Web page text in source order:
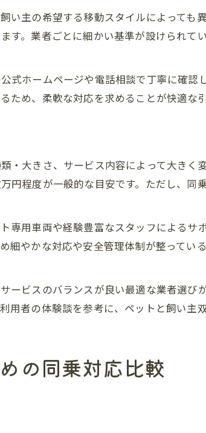
い主の希望する移動スタイルによっても
す。業者ごとに細かい基準が設けられて
式ホームページや電話相談で丁寧に確
め、柔軟な対応を求めることが快適な
・大きさ、サービス内容によって大きく
円程度が一般的な目安です。ただし、同
専用車両や経験豊富なスタッフによるサ
細やかな対応や安全管理体制が整ってい
ービスのバランスが良い最適な業者選び
者の体験談を参考に、ペットと飼い主
の同乗対応比較